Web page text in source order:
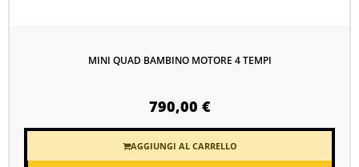
MINI QUAD BAMBINO MOTORE 4 TEMPI
790,00 €
AGGIUNGI AL CARRELLO